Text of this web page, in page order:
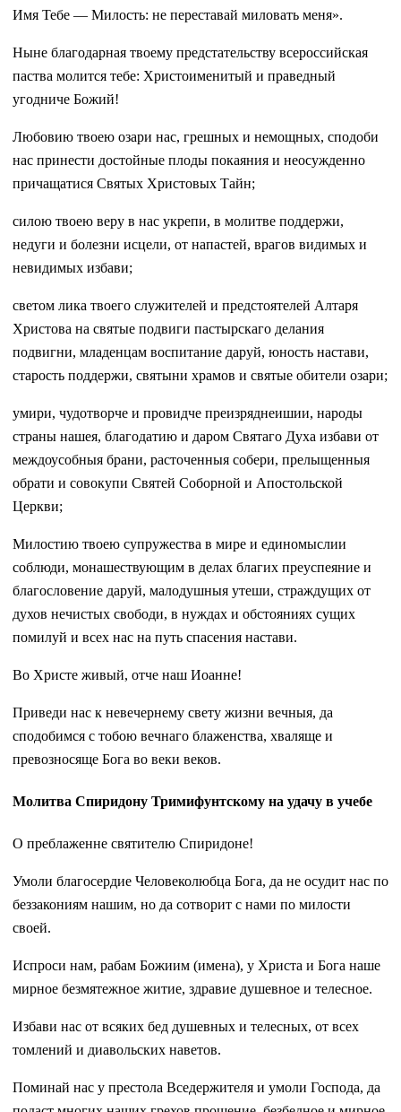
Имя Тебе — Милость: не переставай миловать меня».
Ныне благодарная твоему предстательству всероссийская
паства молится тебе: Христоименитый и праведный
угодниче Божий!
Любовию твоею озари нас, грешных и немощных, сподоби
нас принести достойные плоды покаяния и неосужденно
причащатися Святых Христовых Тайн;
силою твоею веру в нас укрепи, в молитве поддержи,
недуги и болезни исцели, от напастей, врагов видимых и
невидимых избави;
светом лика твоего служителей и предстоятелей Алтаря
Христова на святые подвиги пастырскаго делания
подвигни, младенцам воспитание даруй, юность настави,
старость поддержи, святыни храмов и святые обители озари;
умири, чудотворче и провидче преизряднеишии, народы
страны нашея, благодатию и даром Святаго Духа избави от
междоусобныя брани, расточенныя собери, прелыщенныя
обрати и совокупи Святей Соборной и Апостольской
Церкви;
Милостию твоею супружества в мире и единомыслии
соблюди, монашествующим в делах благих преуспеяние и
благословение даруй, малодушныя утеши, страждущих от
духов нечистых свободи, в нуждах и обстояниях сущих
помилуй и всех нас на путь спасения настави.
Во Христе живый, отче наш Иоанне!
Приведи нас к невечернему свету жизни вечныя, да
сподобимся с тобою вечнаго блаженства, хваляще и
превозносяще Бога во веки веков.
Молитва Спиридону Тримифунтскому на удачу в учебе
О преблаженне святителю Спиридоне!
Умоли благосердие Человеколюбца Бога, да не осудит нас по
беззакониям нашим, но да сотворит с нами по милости
своей.
Испроси нам, рабам Божиим (имена), у Христа и Бога наше
мирное безмятежное житие, здравие душевное и телесное.
Избави нас от всяких бед душевных и телесных, от всех
томлений и диавольских наветов.
Поминай нас у престола Вседержителя и умоли Господа, да